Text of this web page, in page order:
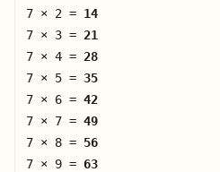
7 × 2 = 14
7 × 3 = 21
7 × 4 = 28
7 × 5 = 35
7 × 6 = 42
7 × 7 = 49
7 × 8 = 56
7 × 9 = 63